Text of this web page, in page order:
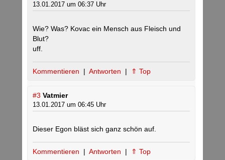
13.01.2017 um 06:37 Uhr
Wie? Was? Kovac ein Mensch aus Fleisch und
Blut?
uff.
Kommentieren | Antworten | ⇑ Top
#3 Vatmier
13.01.2017 um 06:45 Uhr
Dieser Egon bläst sich ganz schön auf.
Kommentieren | Antworten | ⇑ Top